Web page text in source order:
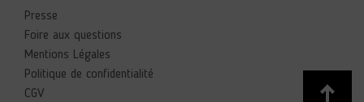
Presse
Foire aux questions
Mentions Légales
Politique de confidentialité
CGV